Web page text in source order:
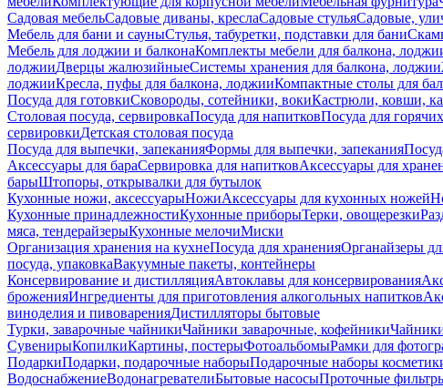
Садовая мебельСадовые диваны, креслаСадовые стульяСадовые,
Мебель для бани и сауныСтулья, табуретки, подставки для бани
Мебель для лоджии и балконаКомплекты мебели для балкона,
лоджииДверцы жалюзийныеСистемы хранения для балкона, лоджии
лоджииКресла, пуфы для балкона, лоджииКомпактные столы для
Посуда для готовкиСковороды, сотейники, вокиКастрюли, ковши,
Столовая посуда, сервировкаПосуда для напитковПосуда для
сервировкиДетская столовая посуда
Посуда для выпечки, запеканияФормы для выпечки, запекания
Аксессуары для бараСервировка для напитковАксессуары для
барыШтопоры, открывалки для бутылок
Кухонные ножи, аксессуарыНожиАксессуары для кухонных ножей
Кухонные принадлежностиКухонные приборыТерки, овощерезки
мяса, тендерайзерыКухонные мелочиМиски
Организация хранения на кухнеПосуда для храненияОрганайзеры
посуда, упаковкаВакуумные пакеты, контейнеры
Консервирование и дистилляцияАвтоклавы для консервирования
броженияИнгредиенты для приготовления алкогольных напитков
виноделия и пивоваренияДистилляторы бытовые
Турки, заварочные чайникиЧайники заварочные, кофейники
СувенирыКопилкиКартины, постерыФотоальбомыРамки для
ПодаркиПодарки, подарочные наборыПодарочные наборы
ВодоснабжениеВодонагревателиБытовые насосыПроточные